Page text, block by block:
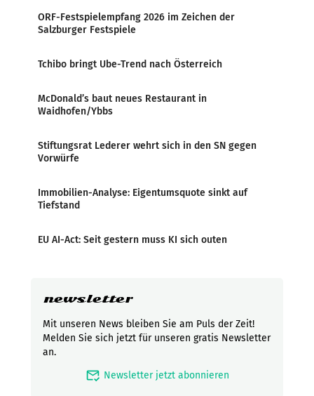
ORF-Festspielempfang 2026 im Zeichen der
Salzburger Festspiele
Tchibo bringt Ube-Trend nach Österreich
McDonald’s baut neues Restaurant in
Waidhofen/Ybbs
Stiftungsrat Lederer wehrt sich in den SN gegen
Vorwürfe
Immobilien-Analyse: Eigentumsquote sinkt auf
Tiefstand
EU AI-Act: Seit gestern muss KI sich outen
newsletter
Mit unseren News bleiben Sie am Puls der Zeit!
Melden Sie sich jetzt für unseren gratis Newsletter
an.
mark_email_read Newsletter jetzt abonnieren